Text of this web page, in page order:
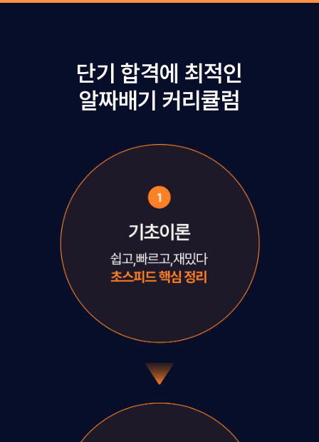
단기 합격에 최적인
알짜배기 커리큘럼